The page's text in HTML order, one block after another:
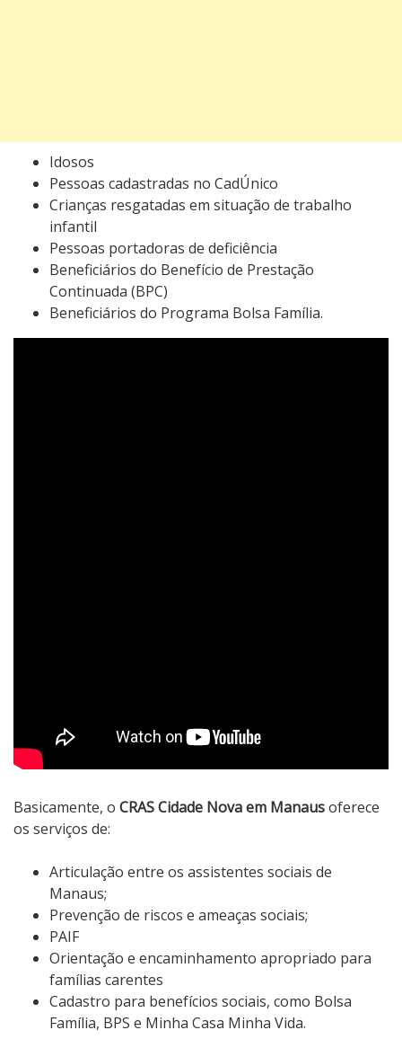
Idosos
Pessoas cadastradas no CadÚnico
Crianças resgatadas em situação de trabalho
infantil
Pessoas portadoras de deficiência
Beneficiários do Benefício de Prestação
Continuada (BPC)
Beneficiários do Programa Bolsa Família.
Basicamente, o CRAS Cidade Nova em Manausoferece
os serviços de:
Articulação entre os assistentes sociais de
Manaus;
Prevenção de riscos e ameaças sociais;
PAIF
Orientação e encaminhamento apropriado para
famílias carentes
Cadastro para benefícios sociais, como Bolsa
Família, BPS e Minha Casa Minha Vida.